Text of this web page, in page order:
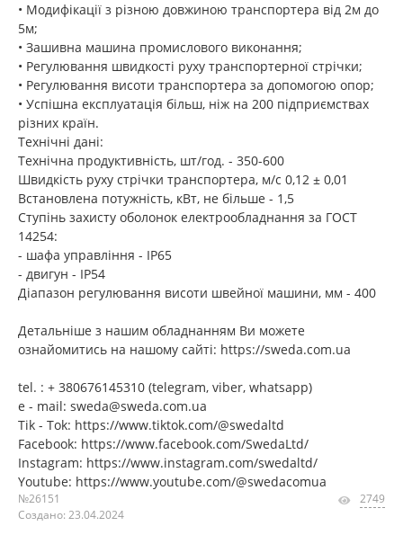
• Модифікації з різною довжиною транспортера від 2м до
5м;
• Зашивна машина промислового виконання;
• Регулювання швидкості руху транспортерної стрічки;
• Регулювання висоти транспортера за допомогою опор;
• Успішна експлуатація більш, ніж на 200 підприємствах
різних країн.
Технічні дані:
Технічна продуктивність, шт/год. - 350-600
Швидкість руху стрічки транспортера, м/с 0,12 ± 0,01
Встановлена потужність, кВт, не більше - 1,5
Ступінь захисту оболонок електрообладнання за ГОСТ
14254:
- шафа управління - IP65
- двигун - IP54
Діапазон регулювання висоти швейної машини, мм - 400
Детальніше з нашим обладнанням Ви можете
ознайомитись на нашому сайті: https://sweda.com.ua
tel. : + 380676145310 (telegram, viber, whatsapp)
e - mail: sweda@sweda.com.ua
Tik - Tok: https://www.tiktok.com/@swedaltd
Facebook: https://www.facebook.com/SwedaLtd/
Instagram: https://www.instagram.com/swedaltd/
Youtube: https://www.youtube.com/@swedacomua
№26151
Создано: 23.04.2024
2749